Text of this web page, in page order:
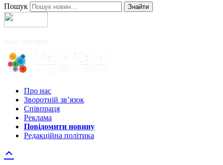
Пошук Знайти
Про нас
Зворотній зв’язок
Співпраця
Реклама
Повідомити новину
Редакційна політика